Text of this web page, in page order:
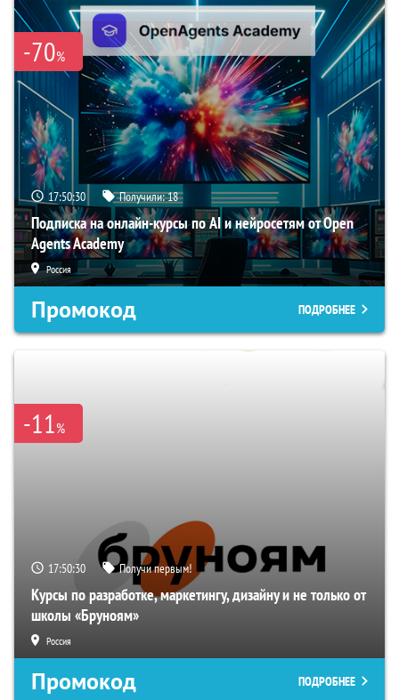
-70%
17:50:30 Получили:18
Подписка на онлайн-курсы по AI и нейросетям от Open
Agents Academy
Россия
Промокод ПОДРОБНЕЕ
-11%
17:50:30 Получи первым!
Курсы по разработке, маркетингу, дизайну и не только от
школы «Бруноям»
Россия
Промокод ПОДРОБНЕЕ